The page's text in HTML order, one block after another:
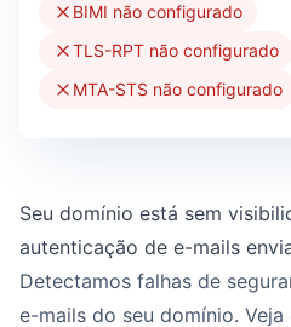
BIMI não configurado
TLS-RPT não configurado
MTA-STS não configurado
Seu domínio está sem
autenticação de e-mails
Detectamos falhas de
e-mails do seu domínio.